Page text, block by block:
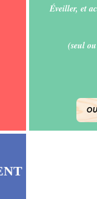
Éveiller, et
(seul